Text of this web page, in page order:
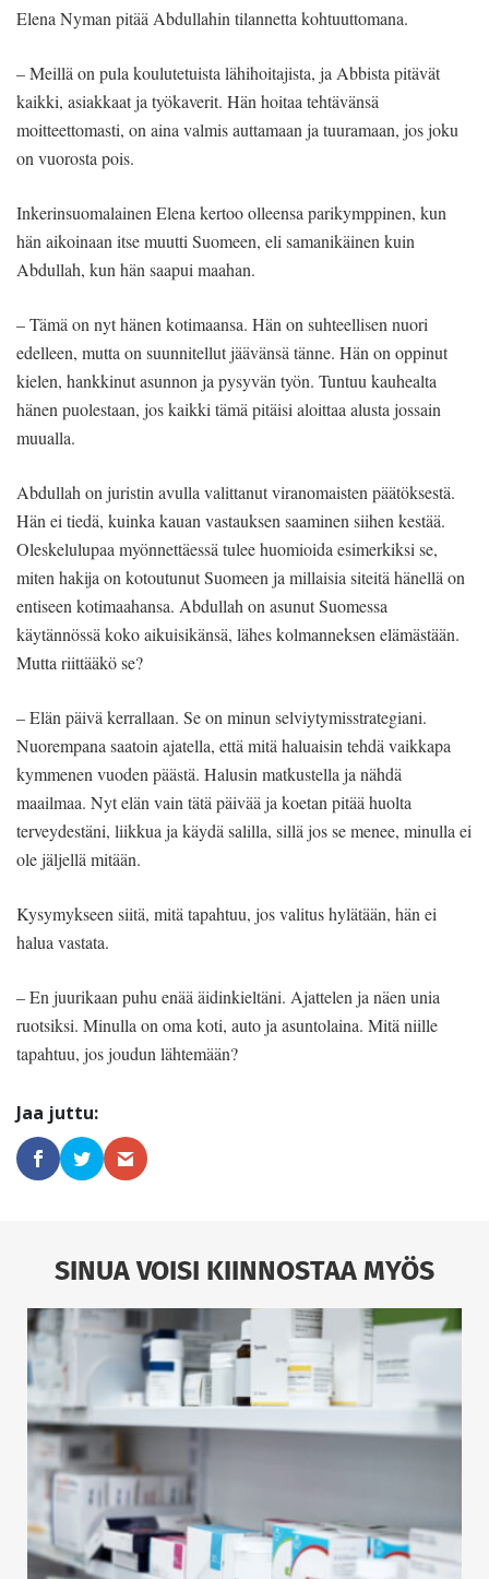
Elena Nyman pitää Abdullahin tilannetta kohtuuttomana.
– Meillä on pula koulutetuista lähihoitajista, ja Abbista pitävät
kaikki, asiakkaat ja työkaverit. Hän hoitaa tehtävänsä
moitteettomasti, on aina valmis auttamaan ja tuuramaan, jos joku
on vuorosta pois.
Inkerinsuomalainen Elena kertoo olleensa parikymppinen, kun
hän aikoinaan itse muutti Suomeen, eli samanikäinen kuin
Abdullah, kun hän saapui maahan.
– Tämä on nyt hänen kotimaansa. Hän on suhteellisen nuori
edelleen, mutta on suunnitellut jäävänsä tänne. Hän on oppinut
kielen, hankkinut asunnon ja pysyvän työn. Tuntuu kauhealta
hänen puolestaan, jos kaikki tämä pitäisi aloittaa alusta jossain
muualla.
Abdullah on juristin avulla valittanut viranomaisten päätöksestä.
Hän ei tiedä, kuinka kauan vastauksen saaminen siihen kestää.
Oleskelulupaa myönnettäessä tulee huomioida esimerkiksi se,
miten hakija on kotoutunut Suomeen ja millaisia siteitä hänellä on
entiseen kotimaahansa. Abdullah on asunut Suomessa
käytännössä koko aikuisikänsä, lähes kolmanneksen elämästään.
Mutta riittääkö se?
– Elän päivä kerrallaan. Se on minun selviytymisstrategiani.
Nuorempana saatoin ajatella, että mitä haluaisin tehdä vaikkapa
kymmenen vuoden päästä. Halusin matkustella ja nähdä
maailmaa. Nyt elän vain tätä päivää ja koetan pitää huolta
terveydestäni, liikkua ja käydä salilla, sillä jos se menee, minulla ei
ole jäljellä mitään.
Kysymykseen siitä, mitä tapahtuu, jos valitus hylätään, hän ei
halua vastata.
– En juurikaan puhu enää äidinkieltäni. Ajattelen ja näen unia
ruotsiksi. Minulla on oma koti, auto ja asuntolaina. Mitä niille
tapahtuu, jos joudun lähtemään?
SINUA VOISI KIINNOSTAA MYÖS